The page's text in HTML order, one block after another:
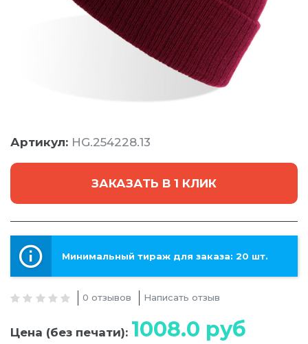
Артикул: HG.254228.13
ЗАКАЗАТЬ В 1 КЛИК
Минимальный тираж для заказа: 20 шт.
0 отзывов Написать отзыв
Цена (без печати): 1008.0 руб